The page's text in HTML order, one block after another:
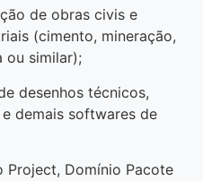
de obras civis e
(cimento, mineração,
ou similar);
desenhos técnicos,
demais softwares de
Project, Domínio Pacote